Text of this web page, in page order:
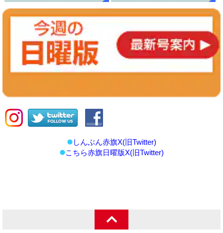
しんぶん赤旗X(旧Twitter)
こちら赤旗日曜版X(旧Twitter)